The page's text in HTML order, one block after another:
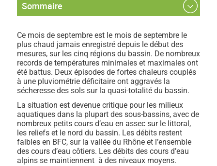
Sommaire
Ce mois de septembre est le mois de septembre le
plus chaud jamais enregistré depuis le début des
mesures, sur les cinq régions du bassin. De nombreux
records de températures minimales et maximales ont
été battus. Deux épisodes de fortes chaleurs couplés
à une pluviométrie déficitaire ont aggravés la
sécheresse des sols sur la quasi-totalité du bassin.
La situation est devenue critique pour les milieux
aquatiques dans la plupart des sous-bassins, avec de
nombreux petits cours d’eau en assec sur le littoral,
les reliefs et le nord du bassin. Les débits restent
faibles en BFC, sur la vallée du Rhône et l’ensemble
des cours d’eau côtiers. Les débits des cours d’eau
alpins se maintiennent à des niveaux moyens.